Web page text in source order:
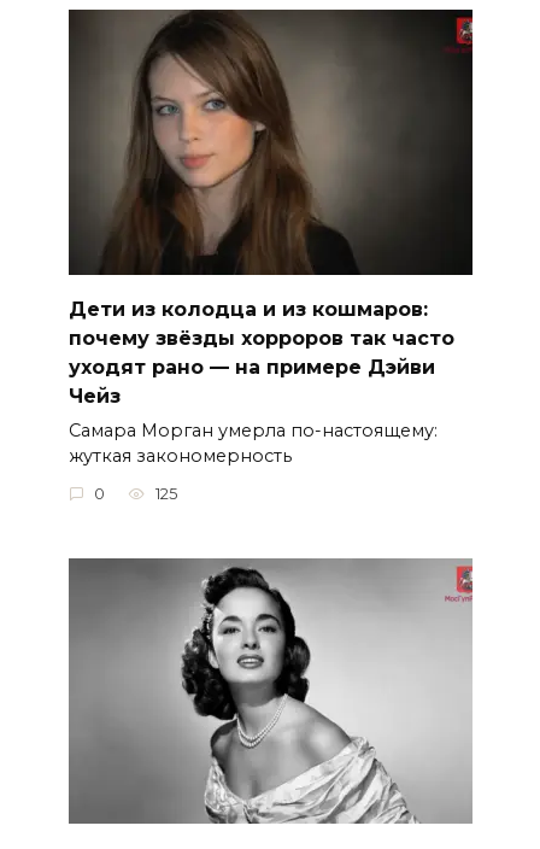
Дети из колодца и из кошмаров:
почему звёзды хорроров так часто
уходят рано — на примере Дэйви
Чейз
Самара Морган умерла по-настоящему:
жуткая закономерность
0 125